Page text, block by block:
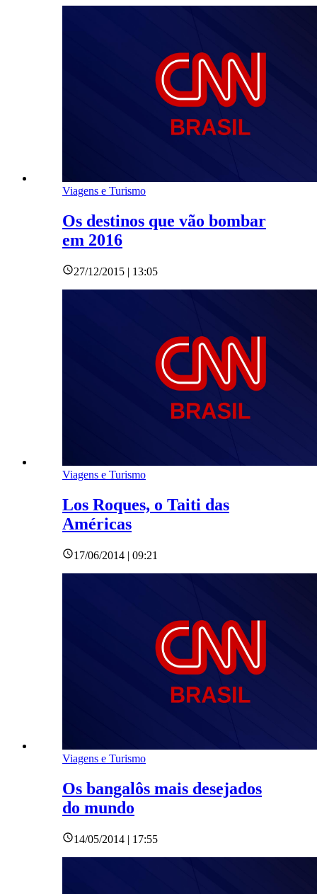
Viagens e Turismo
Os destinos que vão bombar
em 2016
27/12/2015 | 13:05
Viagens e Turismo
Los Roques, o Taiti das
Américas
17/06/2014 | 09:21
Viagens e Turismo
Os bangalôs mais desejados
do mundo
14/05/2014 | 17:55